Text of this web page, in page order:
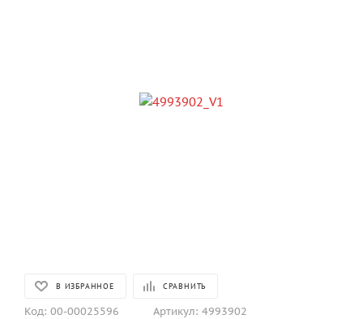
В ИЗБРАННОЕ СРАВНИТЬ
Код: 00-00025596 Артикул: 4993902